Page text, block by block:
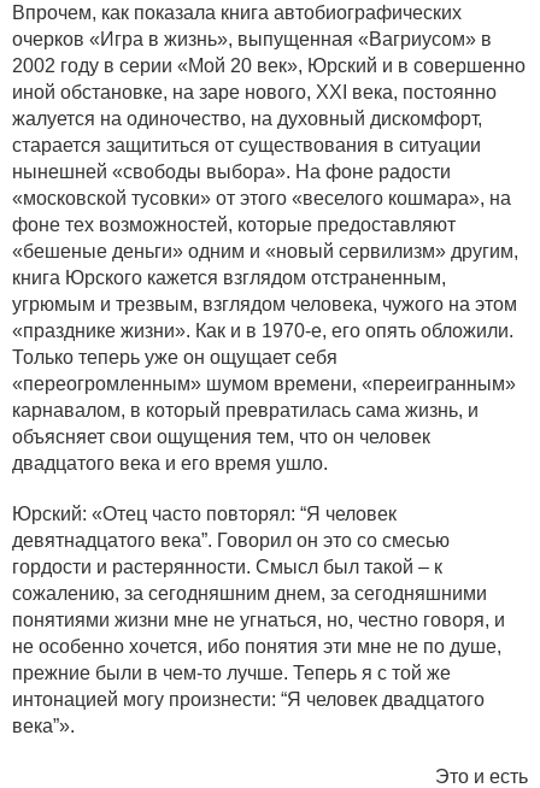
Впрочем, как показала книга автобиографических
очерков «Игра в жизнь», выпущенная «Вагриусом» в
2002 году в серии «Мой 20 век», Юрский и в совершенно
иной обстановке, на заре нового, XXI века, постоянно
жалуется на одиночество, на духовный дискомфорт,
старается защититься от существования в ситуации
нынешней «свободы выбора». На фоне радости
«московской тусовки» от этого «веселого кошмара», на
фоне тех возможностей, которые предоставляют
«бешеные деньги» одним и «новый сервилизм» другим,
книга Юрского кажется взглядом отстраненным,
угрюмым и трезвым, взглядом человека, чужого на этом
«празднике жизни». Как и в 1970-е, его опять обложили.
Только теперь уже он ощущает себя
«переогромленным» шумом времени, «переигранным»
карнавалом, в который превратилась сама жизнь, и
объясняет свои ощущения тем, что он человек
двадцатого века и его время ушло.
Юрский: «Отец часто повторял: “Я человек
девятнадцатого века”. Говорил он это со смесью
гордости и растерянности. Смысл был такой – к
сожалению, за сегодняшним днем, за сегодняшними
понятиями жизни мне не угнаться, но, честно говоря, и
не особенно хочется, ибо понятия эти мне не по душе,
прежние были в чем-то лучше. Теперь я с той же
интонацией могу произнести: “Я человек двадцатого
века”».
Это и есть